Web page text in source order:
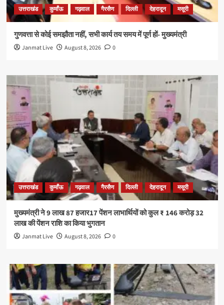
उत्तराखंड कुमाँऊ गढ़वाल गैरसैण दिल्ली देहरादून मसूरी
गुणवत्ता से कोई समझौता नहीं, सभी कार्य तय समय में पूर्ण हों- मुख्यमंत्री
Janmat Live August 8, 2026 0
उत्तराखंड कुमाँऊ गढ़वाल गैरसैण दिल्ली देहरादून मसूरी
मुख्यमंत्री ने 9 लाख 87 हजार17 पेंशन लाभार्थियों को कुल ₹ 146 करोड़ 32
लाख की पेंशन राशि का किया भुगतान
Janmat Live August 8, 2026 0